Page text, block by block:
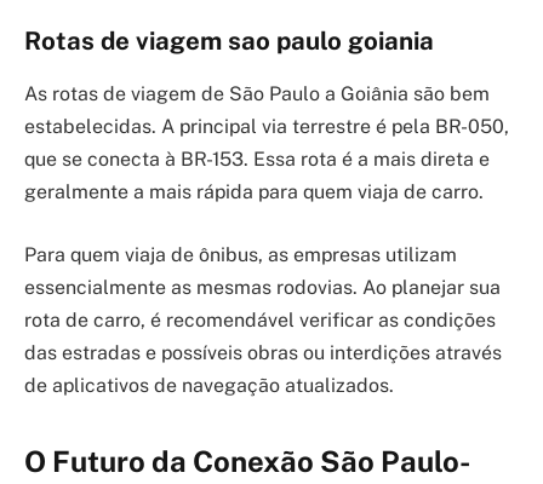
Rotas de viagem sao paulo goiania
As rotas de viagem de São Paulo a Goiânia são bem
estabelecidas. A principal via terrestre é pela BR-050,
que se conecta à BR-153. Essa rota é a mais direta e
geralmente a mais rápida para quem viaja de carro.
Para quem viaja de ônibus, as empresas utilizam
essencialmente as mesmas rodovias. Ao planejar sua
rota de carro, é recomendável verificar as condições
das estradas e possíveis obras ou interdições através
de aplicativos de navegação atualizados.
O Futuro da Conexão São Paulo-